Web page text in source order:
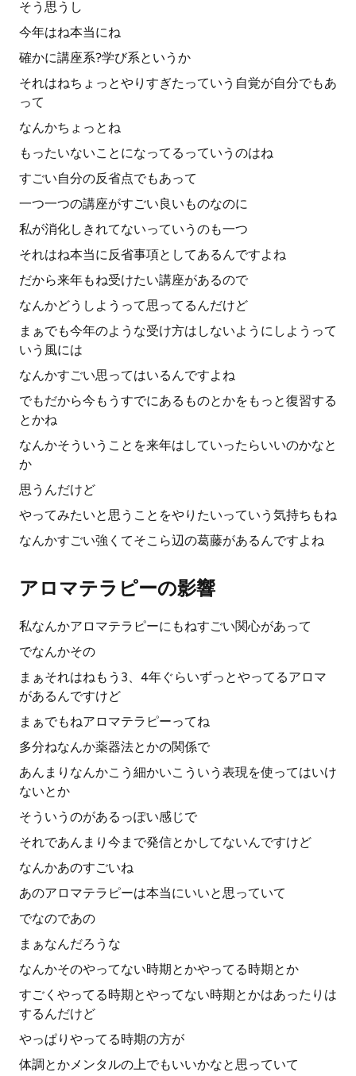
そう思うし
今年はね本当にね
確かに講座系?学び系というか
それはねちょっとやりすぎたっていう自覚が自分でもあ
って
なんかちょっとね
もったいないことになってるっていうのはね
すごい自分の反省点でもあって
一つ一つの講座がすごい良いものなのに
私が消化しきれてないっていうのも一つ
それはね本当に反省事項としてあるんですよね
だから来年もね受けたい講座があるので
なんかどうしようって思ってるんだけど
まぁでも今年のような受け方はしないようにしようって
いう風には
なんかすごい思ってはいるんですよね
でもだから今もうすでにあるものとかをもっと復習する
とかね
なんかそういうことを来年はしていったらいいのかなと
か
思うんだけど
やってみたいと思うことをやりたいっていう気持ちもね
なんかすごい強くてそこら辺の葛藤があるんですよね
アロマテラピーの影響
私なんかアロマテラピーにもねすごい関心があって
でなんかその
まぁそれはねもう3、4年ぐらいずっとやってるアロマ
があるんですけど
まぁでもねアロマテラピーってね
多分ねなんか薬器法とかの関係で
あんまりなんかこう細かいこういう表現を使ってはいけ
ないとか
そういうのがあるっぽい感じで
それであんまり今まで発信とかしてないんですけど
なんかあのすごいね
あのアロマテラピーは本当にいいと思っていて
でなのであの
まぁなんだろうな
なんかそのやってない時期とかやってる時期とか
すごくやってる時期とやってない時期とかはあったりは
するんだけど
やっぱりやってる時期の方が
体調とかメンタルの上でもいいかなと思っていて